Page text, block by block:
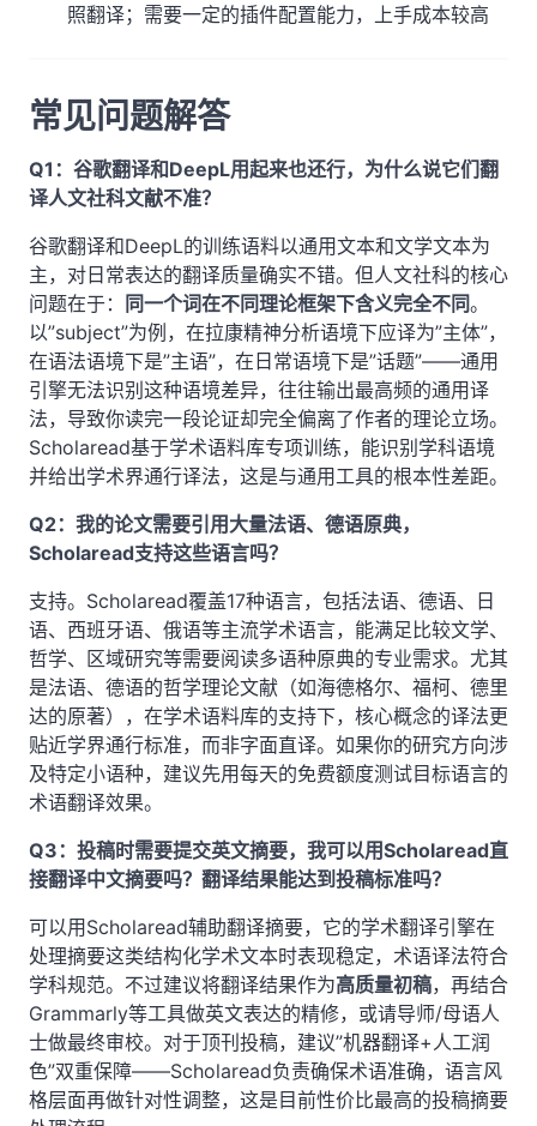
照翻译；需要一定的插件配置能力，上手成本较高
常见问题解答
Q1：谷歌翻译和DeepL用起来也还行，为什么说它们翻
译人文社科文献不准？
谷歌翻译和DeepL的训练语料以通用文本和文学文本为
主，对日常表达的翻译质量确实不错。但人文社科的核心
问题在于： 同一个词在不同理论框架下含义完全不同。
以”subject”为例，在拉康精神分析语境下应译为”主体”，
在语法语境下是”主语”，在日常语境下是”话题”——通用
引擎无法识别这种语境差异，往往输出最高频的通用译
法，导致你读完一段论证却完全偏离了作者的理论立场。
Scholaread基于学术语料库专项训练，能识别学科语境
并给出学术界通行译法，这是与通用工具的根本性差距。
Q2：我的论文需要引用大量法语、德语原典，
Scholaread支持这些语言吗？
支持。Scholaread覆盖17种语言，包括法语、德语、日
语、西班牙语、俄语等主流学术语言，能满足比较文学、
哲学、区域研究等需要阅读多语种原典的专业需求。尤其
是法语、德语的哲学理论文献（如海德格尔、福柯、德里
达的原著），在学术语料库的支持下，核心概念的译法更
贴近学界通行标准，而非字面直译。如果你的研究方向涉
及特定小语种，建议先用每天的免费额度测试目标语言的
术语翻译效果。
Q3：投稿时需要提交英文摘要，我可以用Scholaread直
接翻译中文摘要吗？翻译结果能达到投稿标准吗？
可以用Scholaread辅助翻译摘要，它的学术翻译引擎在
处理摘要这类结构化学术文本时表现稳定，术语译法符合
学科规范。不过建议将翻译结果作为高质量初稿，再结合
Grammarly等工具做英文表达的精修，或请导师/母语人
士做最终审校。对于顶刊投稿，建议”机器翻译+人工润
色”双重保障——Scholaread负责确保术语准确，语言风
格层面再做针对性调整，这是目前性价比最高的投稿摘要